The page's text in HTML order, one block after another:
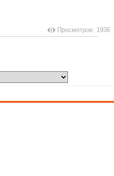
Просмотров: 1936